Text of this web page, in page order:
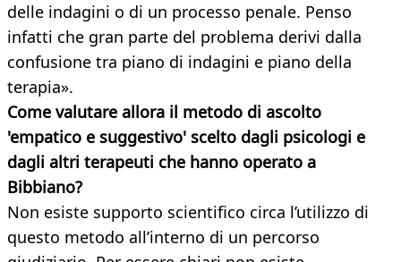
delle indagini o di un processo penale. Penso
infatti che gran parte del problema derivi dalla
confusione tra piano di indagini e piano della
terapia».
Come valutare allora il metodo di ascolto
'empatico e suggestivo' scelto dagli psicologi e
dagli altri terapeuti che hanno operato a
Bibbiano?
Non esiste supporto scientifico circa l’utilizzo di
questo metodo all’interno di un percorso